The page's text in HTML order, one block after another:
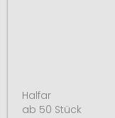
Halfar
ab 50 Stück